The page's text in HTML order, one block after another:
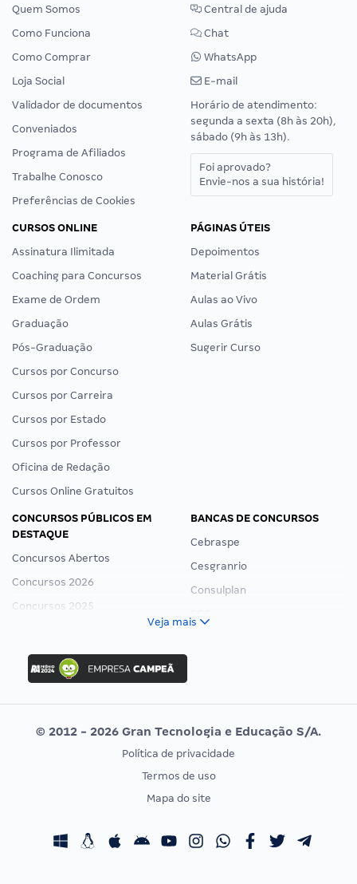
Quem Somos
Como Funciona
Como Comprar
Loja Social
Validador de documentos
Conveniados
Programa de Afiliados
Trabalhe Conosco
Preferências de Cookies
Central de ajuda
Chat
WhatsApp
E-mail
Horário de atendimento:
segunda a sexta (8h às 20h),
sábado (9h às 13h).
Foi aprovado?
Envie-nos a sua história!
CURSOS ONLINE
Assinatura Ilimitada
Coaching para Concursos
Exame de Ordem
Graduação
Pós-Graduação
Cursos por Concurso
Cursos por Carreira
Cursos por Estado
Cursos por Professor
Oficina de Redação
Cursos Online Gratuitos
PÁGINAS ÚTEIS
Depoimentos
Material Grátis
Aulas ao Vivo
Aulas Grátis
Sugerir Curso
CONCURSOS PÚBLICOS EM
DESTAQUE
Concursos Abertos
Concursos 2026
Concursos 2025
Concurso Ibama
Concurso MPU
Editais publicados
BANCAS DE CONCURSOS
Cebraspe
Cesgranrio
Consulplan
Vunesp
CONCURSOS POR PROFISSÃO
Concursos Fiscais
EXAME DE ORDEM
Calendário OAB
Veja mais
© 2012 - 2026 Gran Tecnologia e Educação S/A.
Política de privacidade
Termos de uso
Mapa do site